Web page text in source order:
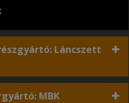
Láncszett
MBK